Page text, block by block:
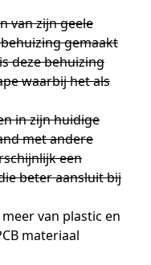
van zijn geele
gemaakt
deze behuizing
waarbij het als
in zijn huidige
met andere
een
beter aansluit bij
van plastic en
materiaal